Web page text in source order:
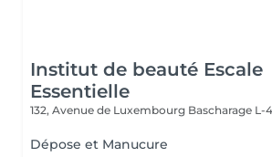
Institut de beauté Escale
Essentielle
132, Avenue de Luxembourg Bascharage L-
Dépose et Manucure